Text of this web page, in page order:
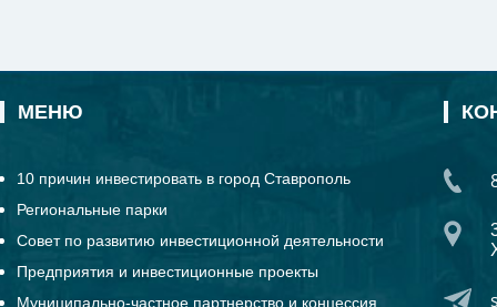
МЕНЮ
10 причин инвестировать в город Ставрополь
Региональные парки
Совет по развитию инвестиционной деятельности
Предприятия и инвестиционные проекты
Муниципально-частное партнерство и концессия